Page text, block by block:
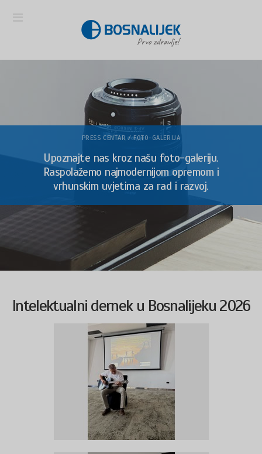
PRESS CENTAR / FOTO-GALERIJA
Upoznajte nas kroz našu foto-galeriju.
Raspolažemo najmodernijom opremom i
vrhunskim uvjetima za rad i razvoj.
Intelektualni dernek u Bosnalijeku 2026